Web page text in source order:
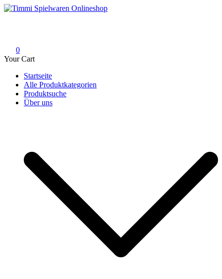
Skip
0
Your Cart
Startseite
Alle Produktkategorien
Produktsuche
Über uns